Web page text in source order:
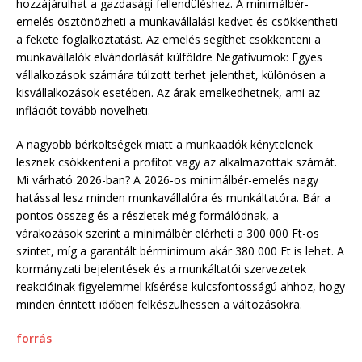
hozzájárulhat a gazdasági fellendüléshez. A minimálbér-
emelés ösztönözheti a munkavállalási kedvet és csökkentheti
a fekete foglalkoztatást. Az emelés segíthet csökkenteni a
munkavállalók elvándorlását külföldre Negatívumok: Egyes
vállalkozások számára túlzott terhet jelenthet, különösen a
kisvállalkozások esetében. Az árak emelkedhetnek, ami az
inflációt tovább növelheti.
A nagyobb bérköltségek miatt a munkaadók kénytelenek
lesznek csökkenteni a profitot vagy az alkalmazottak számát.
Mi várható 2026-ban? A 2026-os minimálbér-emelés nagy
hatással lesz minden munkavállalóra és munkáltatóra. Bár a
pontos összeg és a részletek még formálódnak, a
várakozások szerint a minimálbér elérheti a 300 000 Ft-os
szintet, míg a garantált bérminimum akár 380 000 Ft is lehet. A
kormányzati bejelentések és a munkáltatói szervezetek
reakcióinak figyelemmel kísérése kulcsfontosságú ahhoz, hogy
minden érintett időben felkészülhessen a változásokra.
forrás